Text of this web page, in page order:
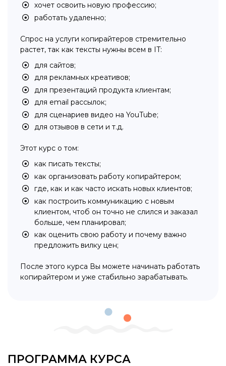
хочет освоить новую профессию;
работать удаленно;
Спрос на услуги копирайтеров стремительно
растет, так как тексты нужны всем в IT:
для сайтов;
для рекламных креативов;
для презентаций продукта клиентам;
для email рассылок;
для сценариев видео на YouTube;
для отзывов в сети и т.д.
Этот курс о том:
как писать тексты;
как организовать работу копирайтером;
где, как и как часто искать новых клиентов;
как построить коммуникацию с новым
клиентом, чтоб он точно не слился и заказал
больше, чем планировал;
как оценить свою работу и почему важно
предложить вилку цен;
После этого курса Вы можете начинать работать
копирайтером и уже стабильно зарабатывать.
ПРОГРАММА КУРСА